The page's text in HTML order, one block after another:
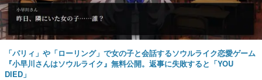
「パリィ」や「ローリング」で女の子と会話するソウルライク恋愛ゲーム
『小早川さんはソウルライク』無料公開。返事に失敗すると「YOU
DIED」